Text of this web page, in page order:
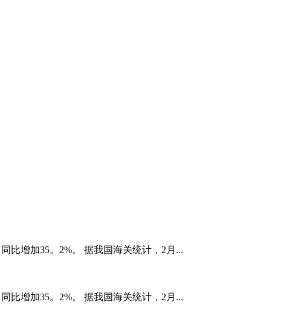
比增加35。2%。 据我国海关统计，2月...
比增加35。2%。 据我国海关统计，2月...